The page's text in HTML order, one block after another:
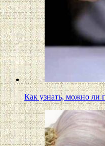
Как узнать, можно ли